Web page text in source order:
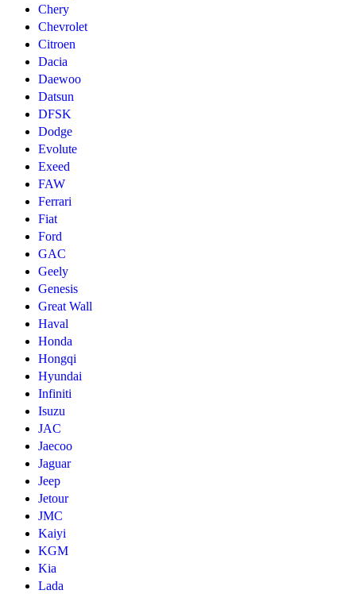
Chery
Chevrolet
Citroen
Dacia
Daewoo
Datsun
DFSK
Dodge
Evolute
Exeed
FAW
Ferrari
Fiat
Ford
GAC
Geely
Genesis
Great Wall
Haval
Honda
Hongqi
Hyundai
Infiniti
Isuzu
JAC
Jaecoo
Jaguar
Jeep
Jetour
JMC
Kaiyi
KGM
Kia
Lada